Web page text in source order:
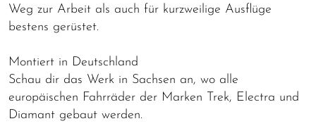
Weg zur Arbeit als auch für kurzweilige Ausflüge
bestens gerüstet.
Montiert in Deutschland
Schau dir das Werk in Sachsen an, wo alle
europäischen Fahrräder der Marken Trek, Electra und
Diamant gebaut werden.